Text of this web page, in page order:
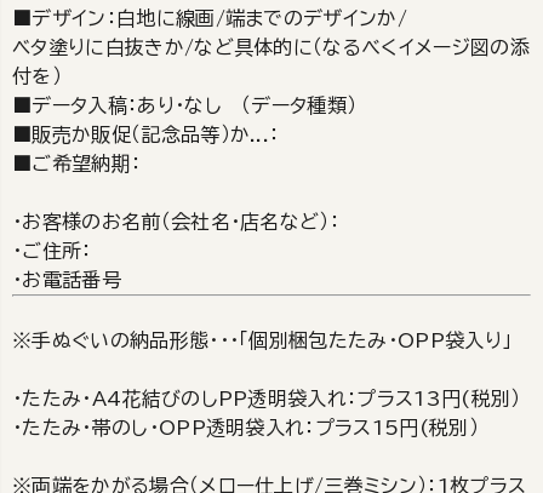
■デザイン：白地に線画/端までのデザインか/
ベタ塗りに白抜きか/など具体的に（なるべくイメージ図の添
付を）
■データ入稿：あり・なし （データ種類）
■販売か販促（記念品等）か...：
■ご希望納期：
・お客様のお名前（会社名・店名など）：
・ご住所：
・お電話番号
※手ぬぐいの納品形態・・・「個別梱包たたみ・OPP袋入り」
・たたみ・A4花結びのしPP透明袋入れ：プラス13円(税別）
・たたみ・帯のし・OPP透明袋入れ：プラス15円(税別）
※両端をかがる場合（メロー仕上げ/三巻ミシン）：1枚プラス